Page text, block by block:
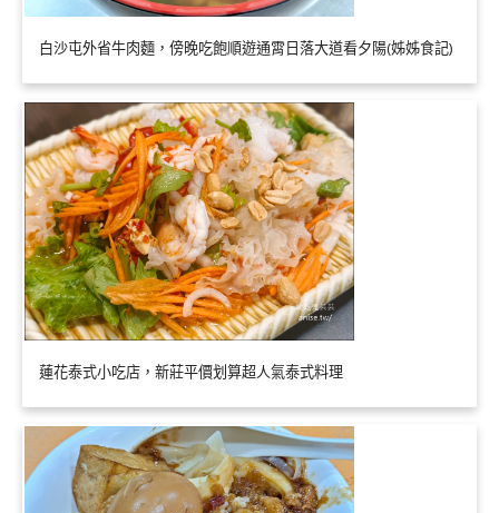
白沙屯外省牛肉麵，傍晚吃飽順遊通霄日落大道看夕陽(姊姊食記)
蓮花泰式小吃店，新莊平價划算超人氣泰式料理